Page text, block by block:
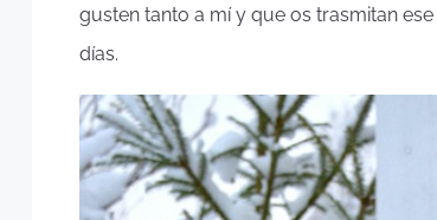
gusten tanto a mí y que os trasmitan ese
días.